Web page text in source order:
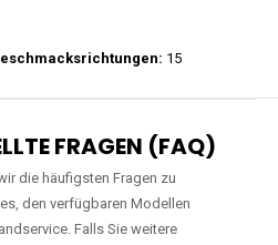
15
FRAGEN (FAQ)
die häufigsten Fragen zu
den verfügbaren Modellen
Falls Sie weitere